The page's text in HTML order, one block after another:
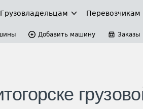
Грузовладельцам Перевозчикам
Добавить машину Заказы